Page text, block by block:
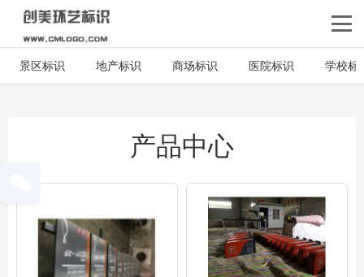
景区标识 地产标识 商场标识 医院标识 学校标
产品中心